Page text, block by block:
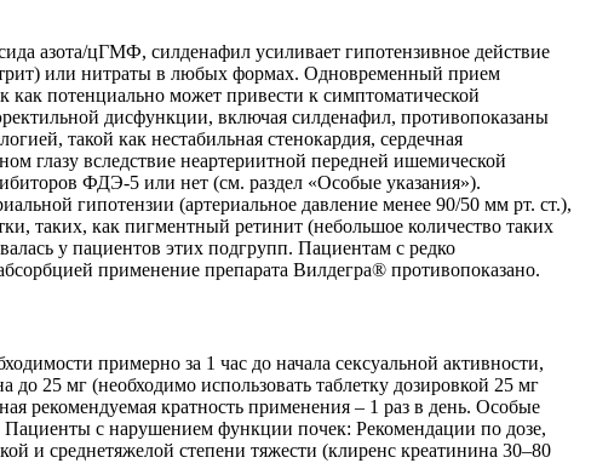
азота/цГМФ, силденафил усиливает гипотензивное действие
или нитраты в любых формах. Одновременный прием
потенциально может привести к симптоматической
дисфункции, включая силденафил, противопоказаны
такой как нестабильная стенокардия, сердечная
глазу вследствие неартериитной передней ишемической
ФДЭ-5 или нет (см. раздел «Особые указания»).
гипотензии (артериальное давление менее 90/50 мм рт. ст.),
таких, как пигментный ретинит (небольшое количество таких
у пациентов этих подгрупп. Пациентам с редко
применение препарата Вилдегра® противопоказано.
примерно за 1 час до начала сексуальной активности,
25 мг (необходимо использовать таблетку дозировкой 25 мг
рекомендуемая кратность применения – 1 раз в день. Особые
Пациенты с нарушением функции почек: Рекомендации по дозе,
и среднетяжелой степени тяжести (клиренс креатинина 30–80